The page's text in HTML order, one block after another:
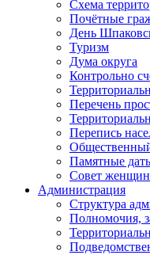
Схема
Почётные
День
Туризм
Дума округа
Контрольно
Перечень
Перепись
Памятные
Совет женщин
Администрация
Структура
Полномочия,